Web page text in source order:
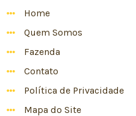
Home
Quem Somos
Fazenda
Contato
Política de Privacidade
Mapa do Site